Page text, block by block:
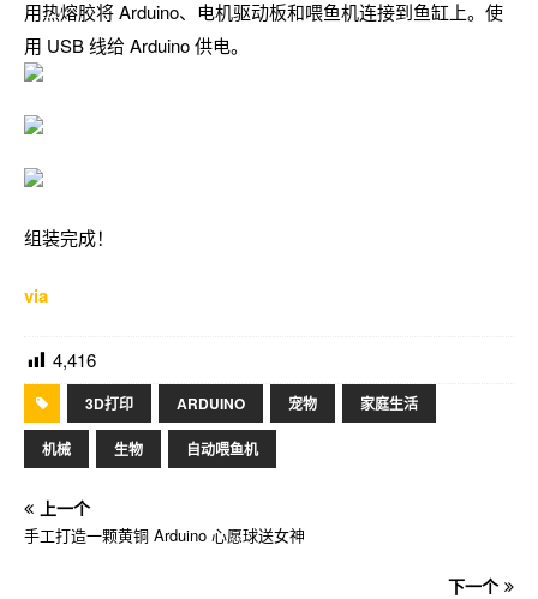
用热熔胶将 Arduino、电机驱动板和喂鱼机连接到鱼缸上。使
用 USB 线给 Arduino 供电。
组装完成！
via
4,416
3D打印 ARDUINO 宠物 家庭生活
机械 生物 自动喂鱼机
上一个
手工打造一颗黄铜 Arduino 心愿球送女神
下一个